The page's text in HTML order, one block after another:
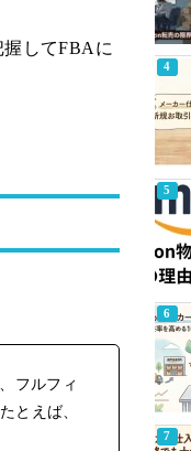
してFBAに
フルフィ
とえば、